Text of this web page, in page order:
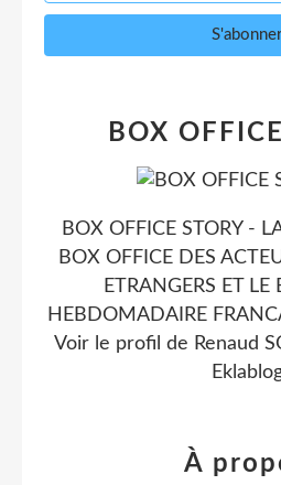
BOX
BOX OFFICE STORY -
BOX OFFICE DES
ETRANGERS ET LE
HEBDOMADAIRE
Voir le profil de Renaud
À